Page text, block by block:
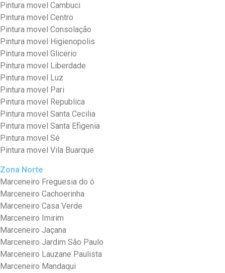
Pintura movel Cambuci
Pintura movel Centro
Pintura movel Consolação
Pintura movel Higienopolis
Pintura movel Glicerio
Pintura movel Liberdade
Pintura movel Luz
Pintura movel Pari
Pintura movel Republica
Pintura movel Santa Cecilia
Pintura movel Santa Efigenia
Pintura movel Sé
Pintura movel Vila Buarque
Zona Norte
Marceneiro Freguesia do ó
Marceneiro Cachoerinha
Marceneiro Casa Verde
Marceneiro Imirim
Marceneiro Jaçana
Marceneiro Jardim São Paulo
Marceneiro Lauzane Paulista
Marceneiro Mandaqui